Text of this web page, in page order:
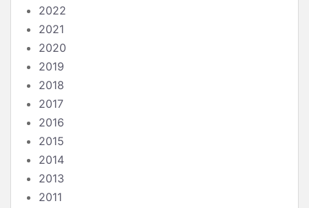
2022
2021
2020
2019
2018
2017
2016
2015
2014
2013
2011